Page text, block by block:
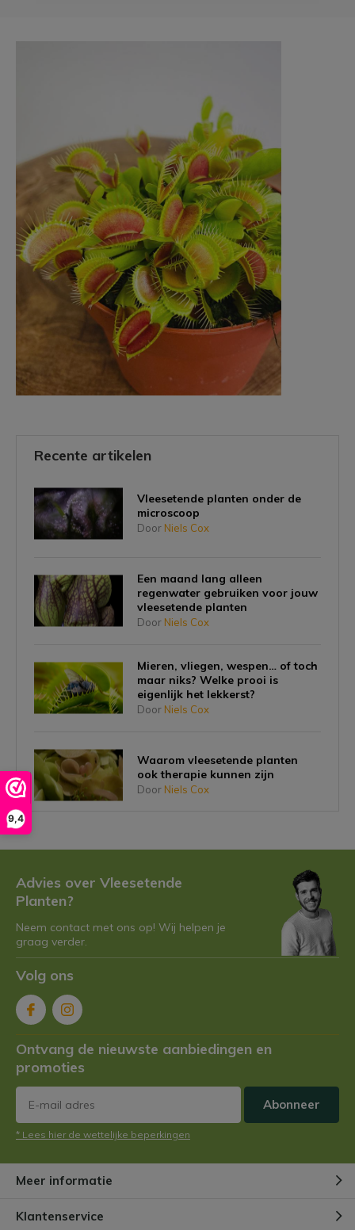
9,4
Recente artikelen
Vleesetende planten onder de
microscoop
Door Niels Cox
Een maand lang alleen
regenwater gebruiken voor jouw
vleesetende planten
Door Niels Cox
Mieren, vliegen, wespen… of toch
maar niks? Welke prooi is
eigenlijk het lekkerst?
Door Niels Cox
Waarom vleesetende planten
ook therapie kunnen zijn
Door Niels Cox
helpen om angst voor insecten te
DoorNiels Cox
Hoe integreer je vleesetende
DoorNiels
Mijn vleesetende plant ziet er
ziek uit
DoorNiels
Advies over Vleesetende
Planten?
Neem contact met ons op! Wij helpen je
graag verder.
Volg ons
Ontvang de nieuwste aanbiedingen en
promoties
Abonneer
* Lees hier de wettelijke beperkingen
Meer informatie
Klantenservice